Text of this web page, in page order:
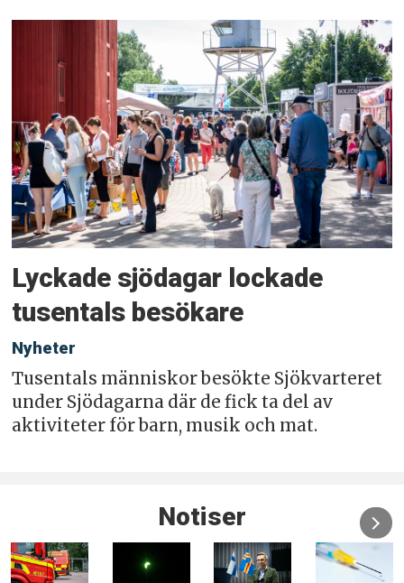
Lyckade sjödagar lockade
tusentals besökare
Nyheter
Tusentals människor besökte Sjökvarteret
under Sjödagarna där de fick ta del av
aktiviteter för barn, musik och mat.
Notiser